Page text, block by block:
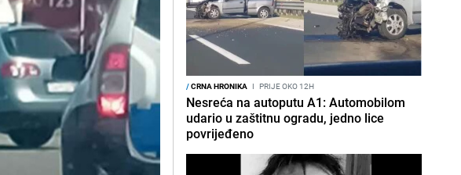
/CRNA HRONIKA I PRIJE OKO 12H
Nesreća na autoputu A1: Automobilom
udario u zaštitnu ogradu, jedno lice
povrijeđeno